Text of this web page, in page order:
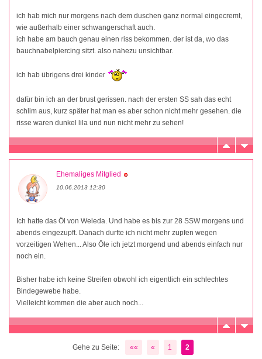
ich hab mich nur morgens nach dem duschen ganz normal eingecremt,
wie außerhalb einer schwangerschaft auch.
ich habe am bauch genau einen riss bekommen. der ist da, wo das
bauchnabelpiercing sitzt. also nahezu unsichtbar.
ich hab übrigens drei kinder
dafür bin ich an der brust gerissen. nach der ersten SS sah das echt
schlim aus, kurz später hat man es aber schon nicht mehr gesehen. die
risse waren dunkel lila und nun nicht mehr zu sehen!
Ehemaliges Mitglied
10.06.2013 12:30
Ich hatte das Öl von Weleda. Und habe es bis zur 28 SSW morgens und
abends eingezupft. Danach durfte ich nicht mehr zupfen wegen
vorzeitigen Wehen... Also Öle ich jetzt morgend und abends einfach nur
noch ein.
Bisher habe ich keine Streifen obwohl ich eigentlich ein schlechtes
Bindegewebe habe.
Vielleicht kommen die aber auch noch...
Gehe zu Seite: «« « 1 2